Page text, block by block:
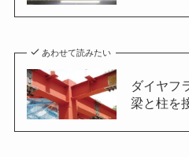
あわせて読みたい
ダイヤフ
梁と柱を